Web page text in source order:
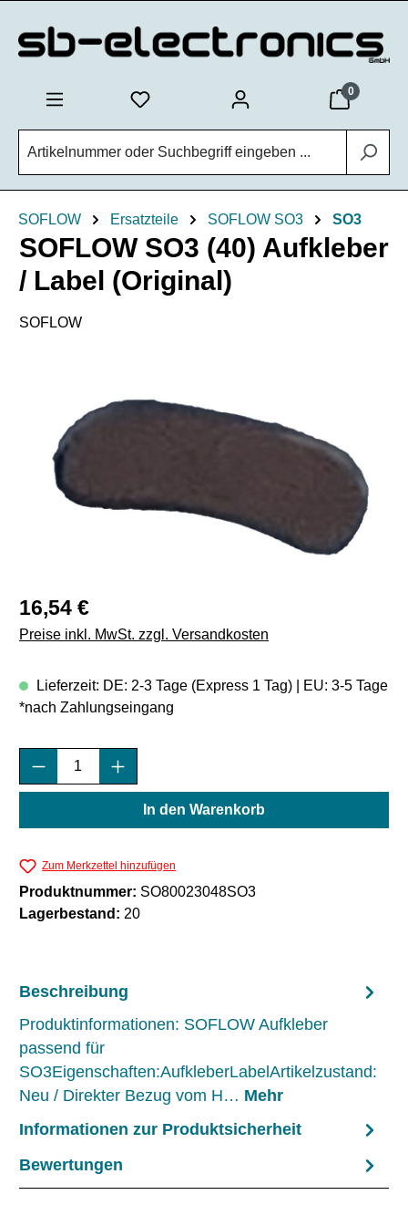
0
SOFLOW Ersatzteile SOFLOW SO3 SO3
SOFLOW SO3 (40) Aufkleber
/ Label (Original)
SOFLOW
Regulärer Preis:
16,54 €
Preise inkl. MwSt. zzgl. Versandkosten
Lieferzeit: DE: 2-3 Tage (Express 1 Tag) | EU: 3-5 Tage
*nach Zahlungseingang
Produkt Anzahl: Gib den gewünschten
In den Warenkorb
Zum Merkzettel hinzufügen
Produktnummer: SO80023048SO3
Lagerbestand: 20
Beschreibung
Produktinformationen: SOFLOW Aufkleber
passend für
SO3Eigenschaften:AufkleberLabelArtikelzustand:
Neu / Direkter Bezug vom H… Mehr
Informationen zur Produktsicherheit
Bewertungen